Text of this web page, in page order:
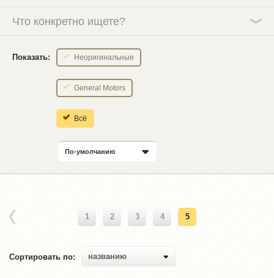
Что конкретно ищете?
Показать: Неоригинальные
General Motors
Всё
По-умолчанию
1 2 3 4 5
Сортировать по: названию